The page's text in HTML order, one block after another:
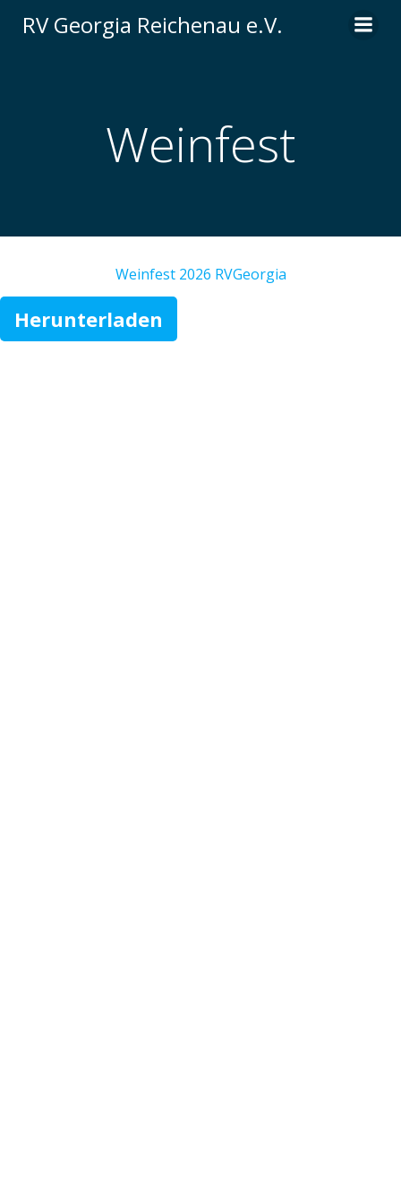
Inhalt
RV Georgia Reichenau e.V.
Weinfest
Weinfest 2026 RVGeorgia
Herunterladen